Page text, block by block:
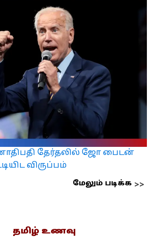
தேர்தலில் ஜோ பைடன்
விருப்பம்
மேலும் படிக்க
தமிழ் உணவு